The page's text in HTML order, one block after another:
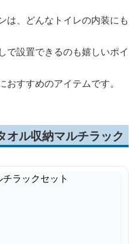
は、どんなトイレの内装にも
で設置できるのも嬉しいポイ
おすすめのアイテムです。
オル収納マルチラック